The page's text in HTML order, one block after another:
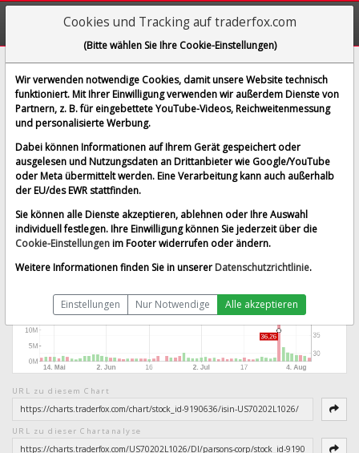
Parsons Corp.
[PSN | WKN A2PJFZ | ISIN US70202L1026]
47,546 $ -0,76 %
Echtzeit-Aktienkurs vom 07.08.2026 um 19:59 Uhr
Echtzeit USD Splitbereinigt
URL zu diesem Chart
URL zu dieser Chartanalyse
Cookies und Tracking auf traderfox.com
(Bitte wählen Sie Ihre Cookie-Einstellungen)
Wir verwenden notwendige Cookies, damit unsere Website technisch
funktioniert. Mit Ihrer Einwilligung verwenden wir außerdem Dienste von
Partnern, z. B. für eingebettete YouTube-Videos, Reichweitenmessung
und personalisierte Werbung.
Dabei können Informationen auf Ihrem Gerät gespeichert oder
ausgelesen und Nutzungsdaten an Drittanbieter wie Google/YouTube
oder Meta übermittelt werden. Eine Verarbeitung kann auch außerhalb
der EU/des EWR stattfinden.
Sie können alle Dienste akzeptieren, ablehnen oder Ihre Auswahl
individuell festlegen. Ihre Einwilligung können Sie jederzeit über die
Cookie-Einstellungenim Footer widerrufen oder ändern.
Weitere Informationen finden Sie in unserer Datenschutzrichtlinie.
Einstellungen Nur Notwendige Alle akzeptieren